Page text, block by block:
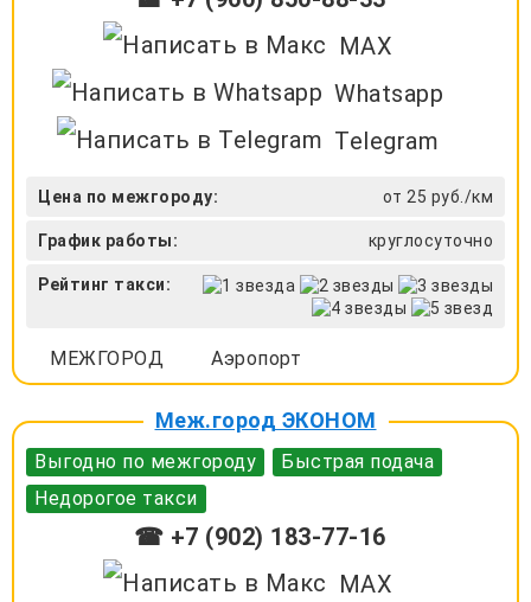
MAX
Whatsapp
Telegram
Цена по межгороду: от 25 руб./км
График работы: круглосуточно
Рейтинг такси:
МЕЖГОРОД Аэропорт
Меж.город ЭКОНОМ
Выгодно по межгороду
Быстрая подача
Недорогое такси
☎ +7 (902) 183-77-16
MAX